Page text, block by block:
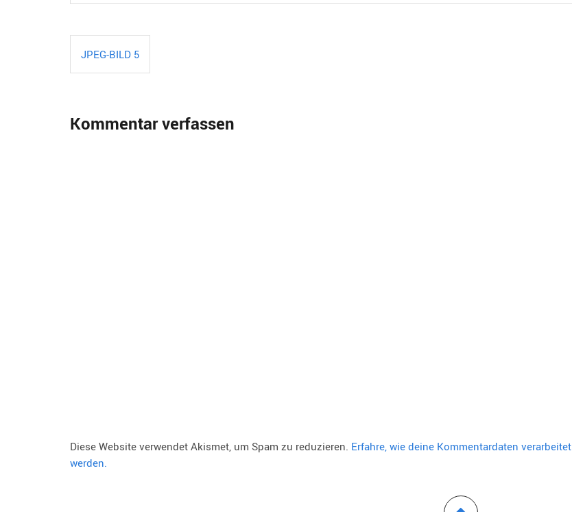
Beitragsnavigation
JPEG-BILD 5
Kommentar verfassen
Diese Website verwendet Akismet, um Spam zu reduzieren. Erfahre, wie deine Kommentardaten verarbeitet
werden.